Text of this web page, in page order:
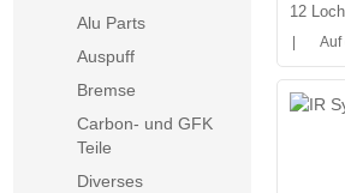
12
Auf
Alu Parts
Auspuff
Bremse
Carbon- und GFK
Teile
Diverses